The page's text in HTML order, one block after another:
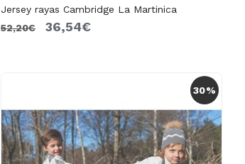
Jersey rayas Cambridge La Martinica
52,20€
36,54€
30%